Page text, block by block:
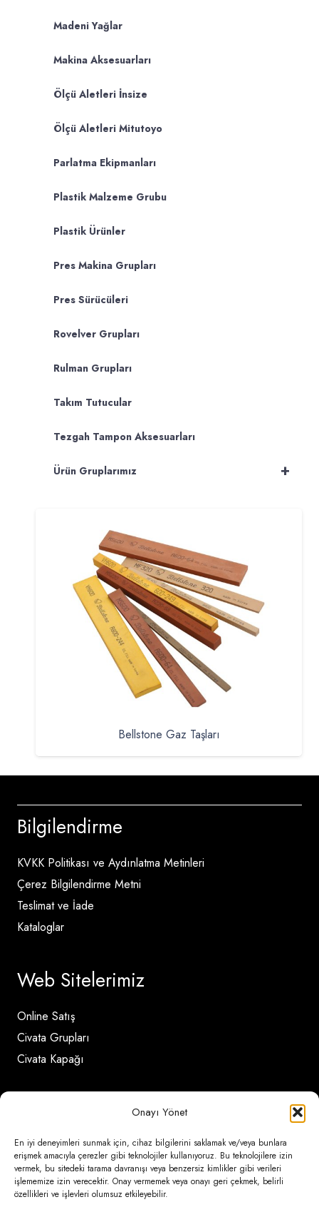
Onayı Yönet
En iyi deneyimleri sunmak için, cihaz bilgilerini saklamak ve/veya bunlara
erişmek amacıyla çerezler gibi teknolojiler kullanıyoruz. Bu teknolojilere izin
vermek, bu sitedeki tarama davranışı veya benzersiz kimlikler gibi verileri
işlememize izin verecektir. Onay vermemek veya onayı geri çekmek, belirli
özellikleri ve işlevleri olumsuz etkileyebilir.
Madeni Yağlar
Makina Aksesuarları
Ölçü Aletleri İnsize
Ölçü Aletleri Mitutoyo
Parlatma Ekipmanları
Plastik Malzeme Grubu
Plastik Ürünler
Pres Makina Grupları
Pres Sürücüleri
Rovelver Grupları
Rulman Grupları
Takım Tutucular
Tezgah Tampon Aksesuarları
+
Ürün Gruplarımız
Bellstone Gaz Taşları
Bilgilendirme
KVKK Politikası ve Aydınlatma Metinleri
Çerez Bilgilendirme Metni
Teslimat ve İade
Kataloglar
Web Sitelerimiz
Online Satış
Civata Grupları
Civata Kapağı
İletişim Detayları
Ömerli Mahallesi Risalet Sokak No:6/A (Hadımköy)
– Arnavutköy / İstanbul
0850 346 6 772